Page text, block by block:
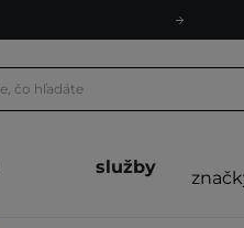
služby